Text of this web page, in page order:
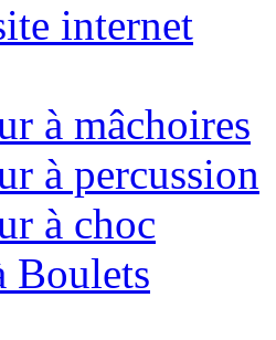
internet
à mâchoires
à percussion
à choc
Boulets